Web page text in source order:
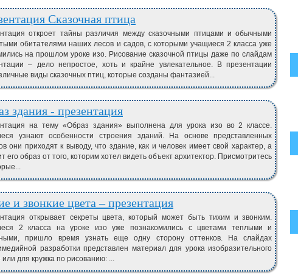
Сказочная птица
откроет тайны различия между сказочными птицами и обычными
обитателями наших лесов и садов, с которыми учащиеся 2 класса уже
на прошлом уроке изо. Рисование сказочной птицы даже по слайдам
– дело непростое, хоть и крайне увлекательное. В презентации
виды сказочных птиц, которые созданы фантазией...
здания - презентация
на тему «Образ здания» выполнена для урока изо во 2 классе.
узнают особенности строения зданий. На основе представленных
они приходят к выводу, что здание, как и человек имеет свой характер, а
его образ от того, которим хотел видеть объект архитектор. Присмотритесь
и звонкие цвета – презентация
открывает секреты цвета, который может быть тихим и звонким.
2 класса на уроке изо уже познакомились с цветами теплыми и
пришло время узнать еще одну сторону оттенков. На слайдах
разработки представлен материал для урока изобразительного
или для кружка по рисованию: ...